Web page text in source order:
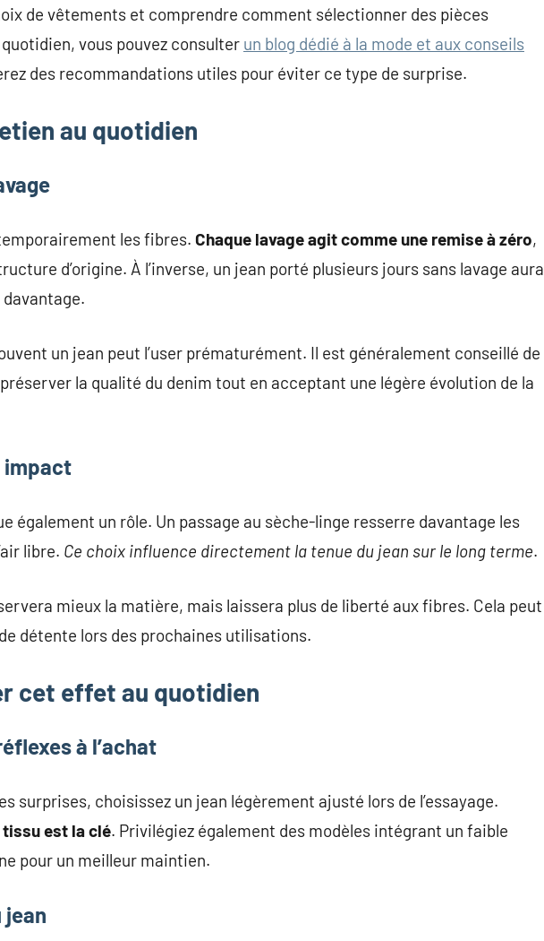
de vêtements et comprendre comment sélectionner des pièces
vous pouvez consulter un blog dédié à la mode et aux conseils
des recommandations utiles pour éviter ce type de surprise.
au quotidien
les fibres. Chaque lavage agit comme une remise à zéro,
d’origine. À l’inverse, un jean porté plusieurs jours sans lavage aura
un jean peut l’user prématurément. Il est généralement conseillé de
la qualité du denim tout en acceptant une légère évolution de la
impact
également un rôle. Un passage au sèche-linge resserre davantage les
libre. Ce choix influence directement la tenue du jean sur le long terme.
mieux la matière, mais laissera plus de liberté aux fibres. Cela peut
détente lors des prochaines utilisations.
cet effet au quotidien
à l’achat
surprises, choisissez un jean légèrement ajusté lors de l’essayage.
est la clé. Privilégiez également des modèles intégrant un faible
pour un meilleur maintien.